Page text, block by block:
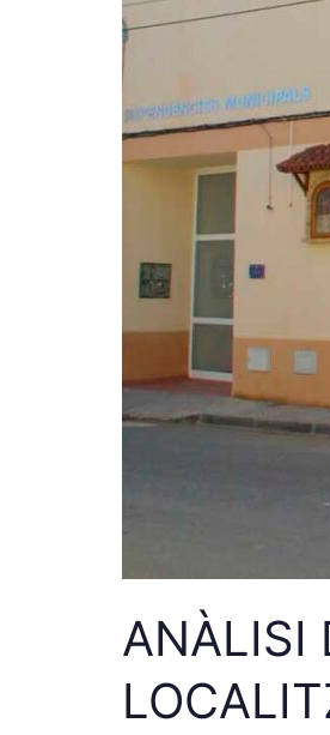
ANÀLISI
DELS
LLIGALLOS
PER
A
LOCALITZAR
POSSIBLES
CONCENTRACIONS
DE
CORONAVIRUS